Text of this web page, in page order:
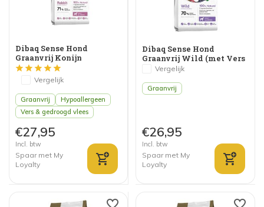
Dibaq Sense Hond
Graanvrij Konijn
Sensitive (met Vers
Vlees)Vergelijk
Graanvrij
Hypoallergeen
Vers & gedroogd vlees
€27,95
Incl. btw
Spaar met My
Loyalty
Dibaq Sense Hond
Graanvrij Wild (met Vers
Vlees)
Vergelijk
Graanvrij
€26,95
Incl. btw
Spaar met My
Loyalty